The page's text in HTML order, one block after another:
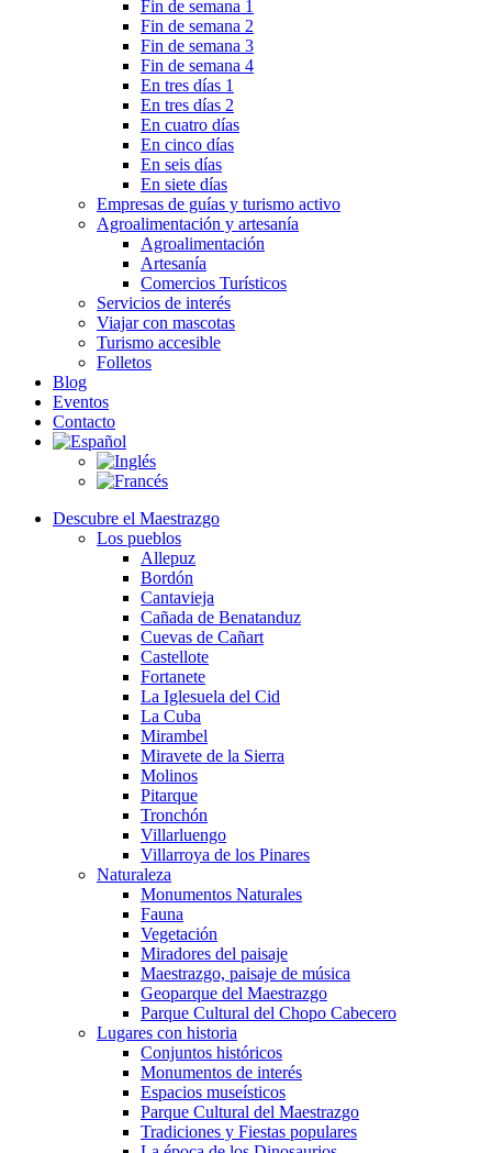
Fin de semana 1
Fin de semana 2
Fin de semana 3
Fin de semana 4
En tres días 1
En tres días 2
En cuatro días
En cinco días
En seis días
En siete días
Empresas de guías y turismo activo
Agroalimentación y artesanía
Agroalimentación
Artesanía
Comercios Turísticos
Servicios de interés
Viajar con mascotas
Turismo accesible
Folletos
Blog
Eventos
Contacto
Descubre el Maestrazgo
Los pueblos
Allepuz
Bordón
Cantavieja
Cañada de Benatanduz
Cuevas de Cañart
Castellote
Fortanete
La Iglesuela del Cid
La Cuba
Mirambel
Miravete de la Sierra
Molinos
Pitarque
Tronchón
Villarluengo
Villarroya de los Pinares
Naturaleza
Monumentos Naturales
Fauna
Vegetación
Miradores del paisaje
Maestrazgo, paisaje de música
Geoparque del Maestrazgo
Parque Cultural del Chopo Cabecero
Lugares con historia
Conjuntos históricos
Monumentos de interés
Espacios museísticos
Parque Cultural del Maestrazgo
Tradiciones y Fiestas populares